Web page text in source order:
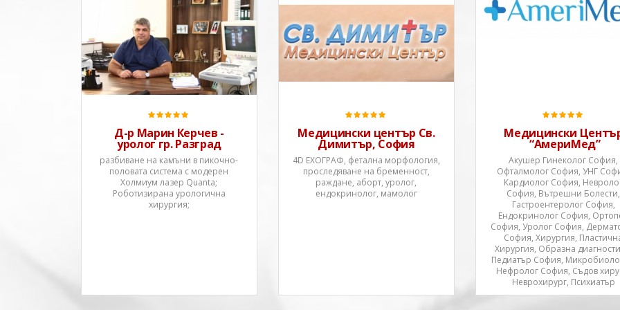
Д-р Марин Керчев е завеждащ
отделение при МБАЛ „Иван
Рилски”, Разград и
специализира в областта на
урологията. Докторът предлага
професионална медицинска
урологични заболявания:
Камъни в бъбреците Проблем
Д-р Марин Керчев -
уролог гр. Разград
разбиване на камъни в пикочно-
половата система с модерен
Холмиум лазер Quanta;
Роботизирана урологична
хирургия;
Медицински център Св.
Димитър, София е създаден
през 2001 година, като през
са изградени два медицински
Бояна.Първият се намира в
непосредствена близост до
Инсти
Медицински център Св.
Димитър, София
4D ЕХОГРАФ, фетална морфология,
проследяване на бременност,
раждане, аборт, уролог,
ендокринолог, мамолог
международен опит на
компанията е гаранция за
високото ниво , цели и
на МЦ “Амери
Медицински
“АмериМед”
Акушер Гинеколог София,
Офталмолог София, УНГ
Кардиолог София,
София, Вътрешни Болести,
Гастроентеролог София,
Ендокринолог София,
София, Уролог София,
София, Хирургия,
Хирургия, Образна
Педиатър София,
Нефролог София, Съдов
Неврохирург, Психиатър